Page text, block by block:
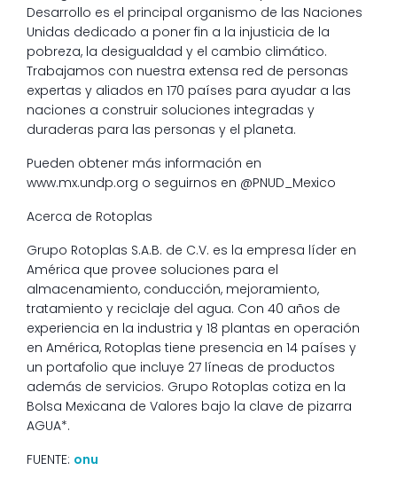
Desarrollo es el principal organismo de las Naciones
Unidas dedicado a poner fin a la injusticia de la
pobreza, la desigualdad y el cambio climático.
Trabajamos con nuestra extensa red de personas
expertas y aliados en 170 países para ayudar a las
naciones a construir soluciones integradas y
duraderas para las personas y el planeta.
Pueden obtener más información en
www.mx.undp.org o seguirnos en @PNUD_Mexico
Acerca de Rotoplas
Grupo Rotoplas S.A.B. de C.V. es la empresa líder en
América que provee soluciones para el
almacenamiento, conducción, mejoramiento,
tratamiento y reciclaje del agua. Con 40 años de
experiencia en la industria y 18 plantas en operación
en América, Rotoplas tiene presencia en 14 países y
un portafolio que incluye 27 líneas de productos
además de servicios. Grupo Rotoplas cotiza en la
Bolsa Mexicana de Valores bajo la clave de pizarra
AGUA*.
FUENTE: onu